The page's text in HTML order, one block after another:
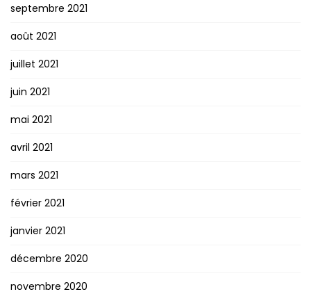
septembre 2021
août 2021
juillet 2021
juin 2021
mai 2021
avril 2021
mars 2021
février 2021
janvier 2021
décembre 2020
novembre 2020